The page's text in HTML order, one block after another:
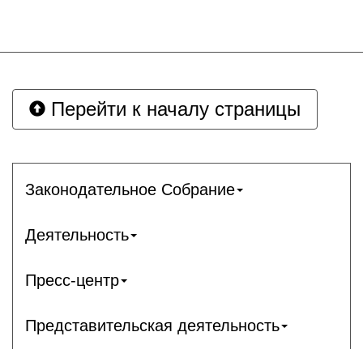
Перейти к началу страницы
Законодательное Собрание
Деятельность
Пресс-центр
Представительская деятельность